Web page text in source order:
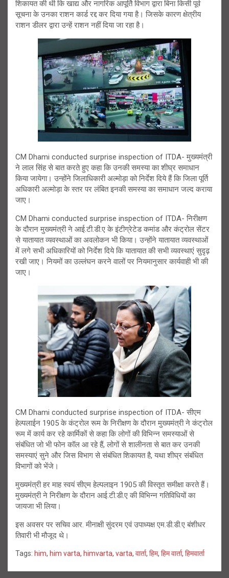
शिकायत की थी कि खाद्य और नागरिक आपूर्ति विभाग द्वारा बिना किसी पूर्व
सूचना के उनका राशन कार्ड रद्द कर दिया गया है। जिसके कारण क्षेत्रीय
राशन डीलर द्वारा उन्हें राशन नहीं दिया जा रहा है।
CM Dhami conducted surprise inspection of ITDA- मुख्यमंत्री
ने लाल सिंह से बात करते हुए कहा कि उनकी समस्या का शीघ्र समाधान
किया जायेगा। उन्होंने जिलाधिकारी अल्मोड़ा को निर्देश दिये हैं कि जिला पूर्ति
अधिकारी अल्मोड़ा के स्तर पर लंबित इनकी समस्या का समाधान जल्द कराया
जाए।
CM Dhami conducted surprise inspection of ITDA- निरीक्षण
के दौरान मुख्यमंत्री ने आई.टी.डी.ए के इंटीग्रेटेड कमांड और कंट्रोल सेंटर
से यातायात व्यवस्थाओं का अवलोकन भी किया। उन्होंने यातायात व्यवस्थाओं
में लगे सभी अधिकारियों को निर्देश दिये कि यातायात की सभी व्यवस्थाएं सुदृढ़
रखी जाए। नियमों का उल्लंघन करने वालों पर नियमानुसार कार्यवाही भी की
जाए।
CM Dhami conducted surprise inspection of ITDA- सीएम
हेल्पलाईन 1905 के कंट्रोल रूम के निरीक्षण के दौरान मुख्यमंत्री ने कंट्रोल
रूम में कार्य कर रहे कार्मिकों से कहा कि लोगों की विभिन्न समस्याओं से
संबंधित जो भी फोन कॉल आ रहे हैं, लोगों से शालीनता से बात कर उनकी
समस्याएं सुने और जिस विभाग से संबंधित शिकायत है, यथा शीघ्र संबंधित
विभागों को भेंजे।
मुख्यमंत्री हर माह स्वयं सीएम हेल्पलाइन 1905 की विस्तृत समीक्षा करते हैं।
मुख्यमंत्री ने निरीक्षण के दौरान आई.टी.डी.ए की विभिन्न गतिविधियों का
जायजा भी लिया।
इस अवसर पर सचिव आर. मीनाक्षी सुंदरम एवं उपाध्यक्ष एम.डी.डी.ए बंशीधर
तिवारी भी मौजूद थे।
Tags: him, him varta, himvarta, varta, वार्ता, हिम, हिम वार्ता, हिमवार्ता